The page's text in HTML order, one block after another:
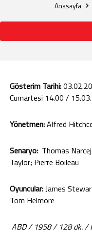
Anasayfa
Gösterim Tarihi:
Cumartesi 14.00 /
Yönetmen:Alfred
Senaryo: Thomas
Taylor; Pierre Boileau
Oyuncular:James
Tom Helmore
ABD / 1958 / 128 dk. /